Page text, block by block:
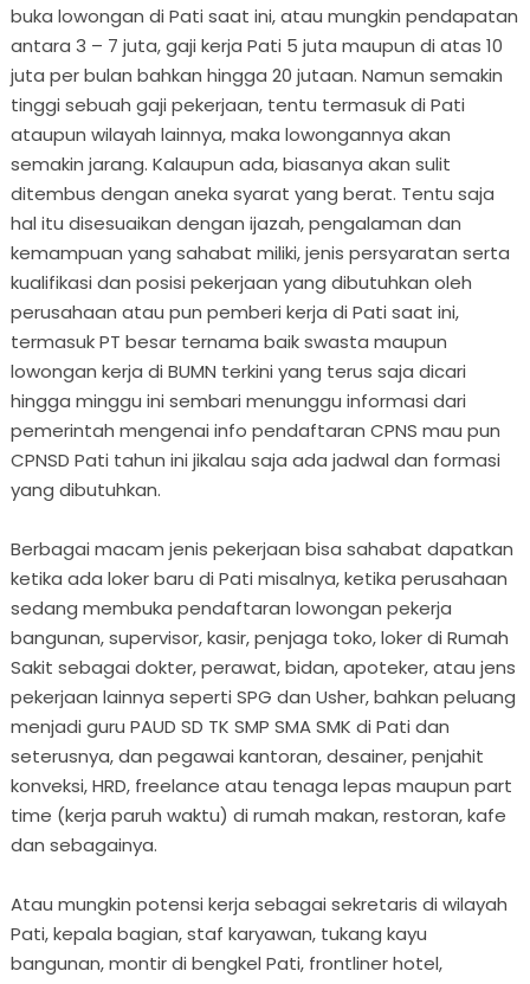
buka lowongan di Pati saat ini, atau mungkin pendapatan
antara 3 – 7 juta, gaji kerja Pati 5 juta maupun di atas 10
juta per bulan bahkan hingga 20 jutaan. Namun semakin
tinggi sebuah gaji pekerjaan, tentu termasuk di Pati
ataupun wilayah lainnya, maka lowongannya akan
semakin jarang. Kalaupun ada, biasanya akan sulit
ditembus dengan aneka syarat yang berat. Tentu saja
hal itu disesuaikan dengan ijazah, pengalaman dan
kemampuan yang sahabat miliki, jenis persyaratan serta
kualifikasi dan posisi pekerjaan yang dibutuhkan oleh
perusahaan atau pun pemberi kerja di Pati saat ini,
termasuk PT besar ternama baik swasta maupun
lowongan kerja di BUMN terkini yang terus saja dicari
hingga minggu ini sembari menunggu informasi dari
pemerintah mengenai info pendaftaran CPNS mau pun
CPNSD Pati tahun ini jikalau saja ada jadwal dan formasi
yang dibutuhkan.
Berbagai macam jenis pekerjaan bisa sahabat dapatkan
ketika ada loker baru di Pati misalnya, ketika perusahaan
sedang membuka pendaftaran lowongan pekerja
bangunan, supervisor, kasir, penjaga toko, loker di Rumah
Sakit sebagai dokter, perawat, bidan, apoteker, atau jens
pekerjaan lainnya seperti SPG dan Usher, bahkan peluang
menjadi guru PAUD SD TK SMP SMA SMK di Pati dan
seterusnya, dan pegawai kantoran, desainer, penjahit
konveksi, HRD, freelance atau tenaga lepas maupun part
time (kerja paruh waktu) di rumah makan, restoran, kafe
dan sebagainya.
Atau mungkin potensi kerja sebagai sekretaris di wilayah
Pati, kepala bagian, staf karyawan, tukang kayu
bangunan, montir di bengkel Pati, frontliner hotel,